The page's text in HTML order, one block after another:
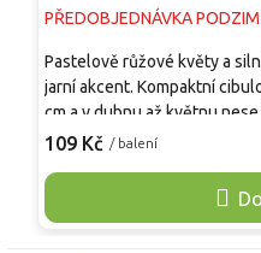
PŘEDOBJEDNÁVKA
109 Kč / balení
Pastelově růžové květy a
jarní akcent. Kompaktní
cm a v dubnu až květnu
hvězdicovitých květů. Barva
Vynikne v jarních záhonech,
kontrast k bílým narcisům,